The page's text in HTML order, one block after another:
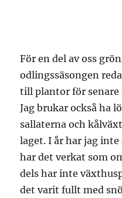
För en del av oss
odlingssäsongen
till plantor för
Jag brukar också ha
sallaterna och
laget. I år har jag
har det verkat som
dels har inte
det varit fullt med